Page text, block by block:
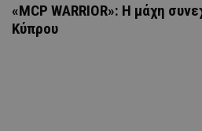
«MCP WARRIOR»: Η μάχη
Κύπρου